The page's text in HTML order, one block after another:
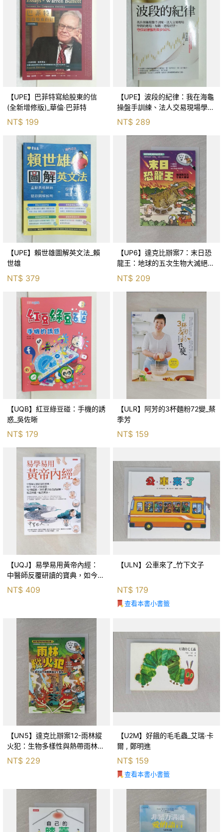
【UPE】巴菲特寫給股東的信
(全新增修版)_華倫‧巴菲特
NT$ 199
【UPE】波段的紀律：我在海龜
操盤手訓練、法人交易現場學到
的進場、加碼、退場紀律，守住
紀律獲利至少50％_雷老闆
NT$ 289
【UPE】賴世雄圖解英文法_賴
世雄
NT$ 379
【UP6】達克比辦案7：末日恐
龍王：地球的五次生物大滅絕_
胡妙芬
NT$ 209
【UQB】紅豆綠豆碰：手機的誘
惑_吳佐晰
NT$ 179
【ULR】阿芳的3杯麵粉72變_蔡
季芳
NT$ 159
【UQJ】易學易用黃帝內經：
中醫師反覆研讀的寶典，如今一
般人也能實踐。12條經絡、365
個穴位白話詳解，經之所過，病
NT$ 409
【ULN】公車來了_竹下文子
NT$ 179
查看本書小書籤
【UN5】達克比辦案12-雨林縱
火犯：生物多樣性與熱帶雨林生
態系_柯智元
NT$ 229
【U2M】好餓的毛毛蟲_艾瑞‧卡
爾 , 鄭明進
NT$ 159
查看本書小書籤